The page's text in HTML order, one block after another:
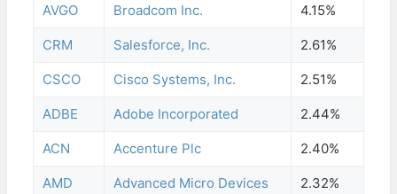
AVGO Broadcom Inc. 4.15%
CRM Salesforce, Inc. 2.61%
CSCO Cisco Systems, Inc. 2.51%
ADBE Adobe Incorporated 2.44%
ACN Accenture Plc 2.40%
AMD Advanced Micro Devices 2.32%